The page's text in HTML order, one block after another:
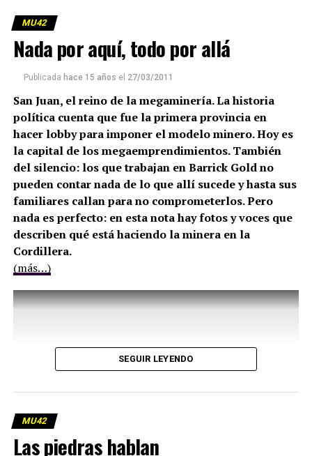
MU42
Nada por aquí, todo por allá
Publicada hace 15 años el 27/03/2011
San Juan, el reino de la megaminería. La historia
política cuenta que fue la primera provincia en
hacer lobby para imponer el modelo minero. Hoy es
la capital de los megaemprendimientos. También
del silencio: los que trabajan en Barrick Gold no
pueden contar nada de lo que allí sucede y hasta sus
familiares callan para no comprometerlos. Pero
nada es perfecto: en esta nota hay fotos y voces que
describen qué está haciendo la minera en la
Cordillera.
(más…)
SEGUIR LEYENDO
MU42
Las piedras hablan